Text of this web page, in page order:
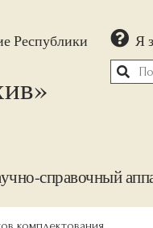
Республики
Я
справочный